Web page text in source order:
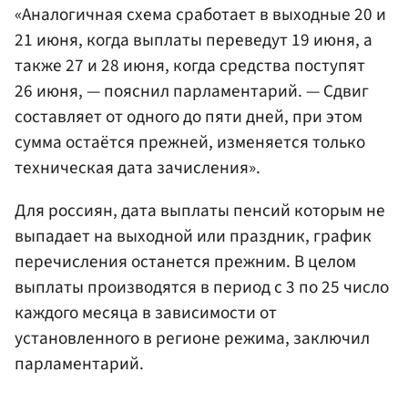
«Аналогичная схема сработает в выходные 20 и
21 июня, когда выплаты переведут 19 июня, а
также 27 и 28 июня, когда средства поступят
26 июня, — пояснил парламентарий. — Сдвиг
составляет от одного до пяти дней, при этом
сумма остаётся прежней, изменяется только
техническая дата зачисления».
Для россиян, дата выплаты пенсий которым не
выпадает на выходной или праздник, график
перечисления останется прежним. В целом
выплаты производятся в период с 3 по 25 число
каждого месяца в зависимости от
установленного в регионе режима, заключил
парламентарий.